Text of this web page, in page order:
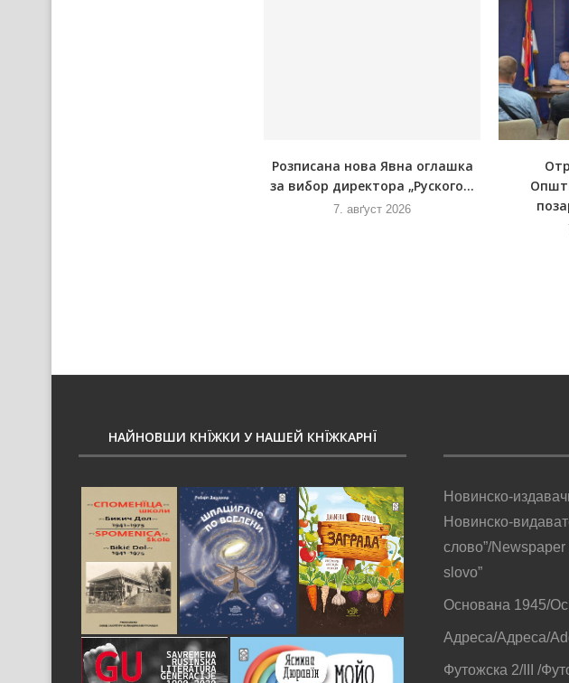
Розписана нова Явна оглашка
за вибор директора „Руского...
7. авґуст 2026
НАЙНОВШИ КНЇЖКИ У НАШЕЙ КНЇЖКАРНЇ
Новинско-
Новинско-
слово”/
slovo”
Основана 1945/
Адреса/Адреса/
Футожска 2/III /